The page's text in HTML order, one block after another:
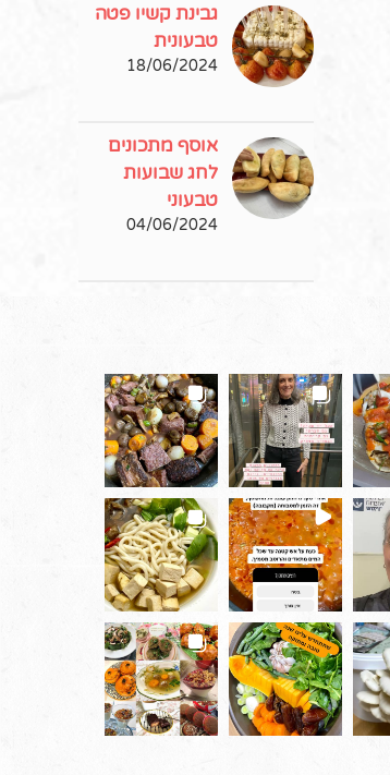
גבינת קשיו פטה
טבעונית
18/06/2024
אוסף מתכונים
לחג שבועות
טבעוני
04/06/2024